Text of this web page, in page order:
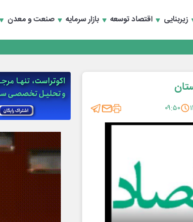
زیربنایی اقتصاد توسعه بازار سرمایه صنعت و معدن
۰۹:۵۰